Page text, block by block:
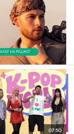
07:50